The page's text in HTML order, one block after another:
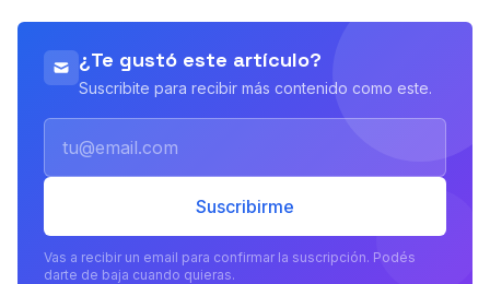
¿Te gustó este artículo?
Suscribite para recibir más contenido como este.
Suscribirme
Vas a recibir un email para confirmar la suscripción. Podés
darte de baja cuando quieras.